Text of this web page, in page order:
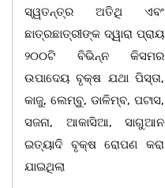
ସ୍ୱତନ୍ତ୍ର ଅତିଥି ଏବଂ
ଛାତ୍ରଛାତ୍ରୀଙ୍କ ଦ୍ୱାରା ପ୍ରାୟ
୨୦୦ଟି ବିଭିନ୍ନ କିସମର
ଉପାଦେୟ ବୃକ୍ଷ ଯଥା ପିସ୍ତା,
କାଜୁ, ଲେମ୍ବୁ, ଡାଳିମ୍ବ, ପଟାସ,
ସଜନା, ଆକାସିଆ, ସାଗୁଆନ
ଇତ୍ୟାଦି ବୃକ୍ଷ ରୋପଣ କରା
ଯାଇଥିଲା